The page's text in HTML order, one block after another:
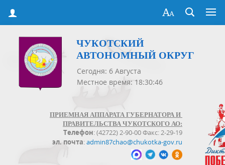
ЧУКОТСКИЙ
АВТОНОМНЫЙ ОКРУГ
Сегодня: 6 Августа
Местное время: 18:30:47
ПРИЕМНАЯ АППАРАТА ГУБЕРНАТОРА И
ПРАВИТЕЛЬСТВА ЧУКОТСКОГО АО:
Телефон: (42722) 2-90-00 Факс: 2-29-19
эл. почта:admin87chao@chukotka-gov.ru